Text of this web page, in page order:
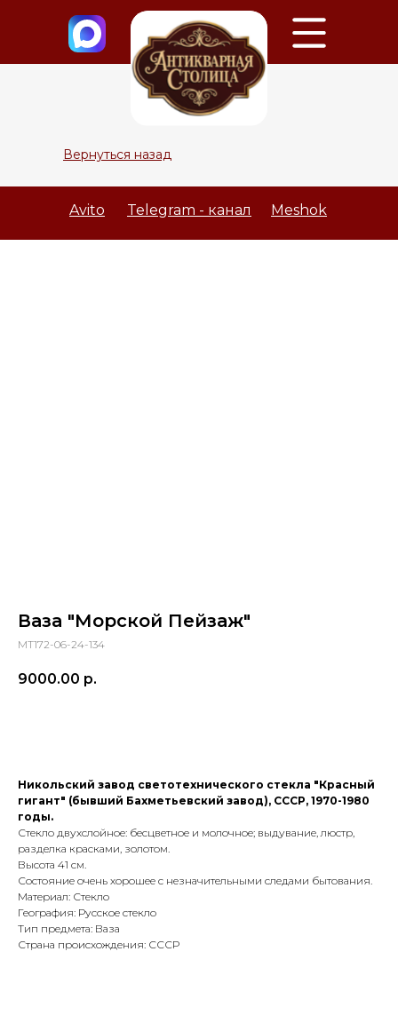
Вернуться назад
Meshok
Avito Telegram - канал
Ваза "Морской Пейзаж"
МТ172-06-24-134
9000.00 р.
Никольский завод светотехнического стекла "Красный
гигант" (бывший Бахметьевский завод), СССР, 1970-1980
годы.
Стекло двухслойное: бесцветное и молочное; выдувание, люстр,
разделка красками, золотом.
Высота 41 см.
Состояние очень хорошее с незначительными следами бытования.
Материал: Стекло
География: Русское стекло
Тип предмета: Ваза
Страна происхождения: СССР